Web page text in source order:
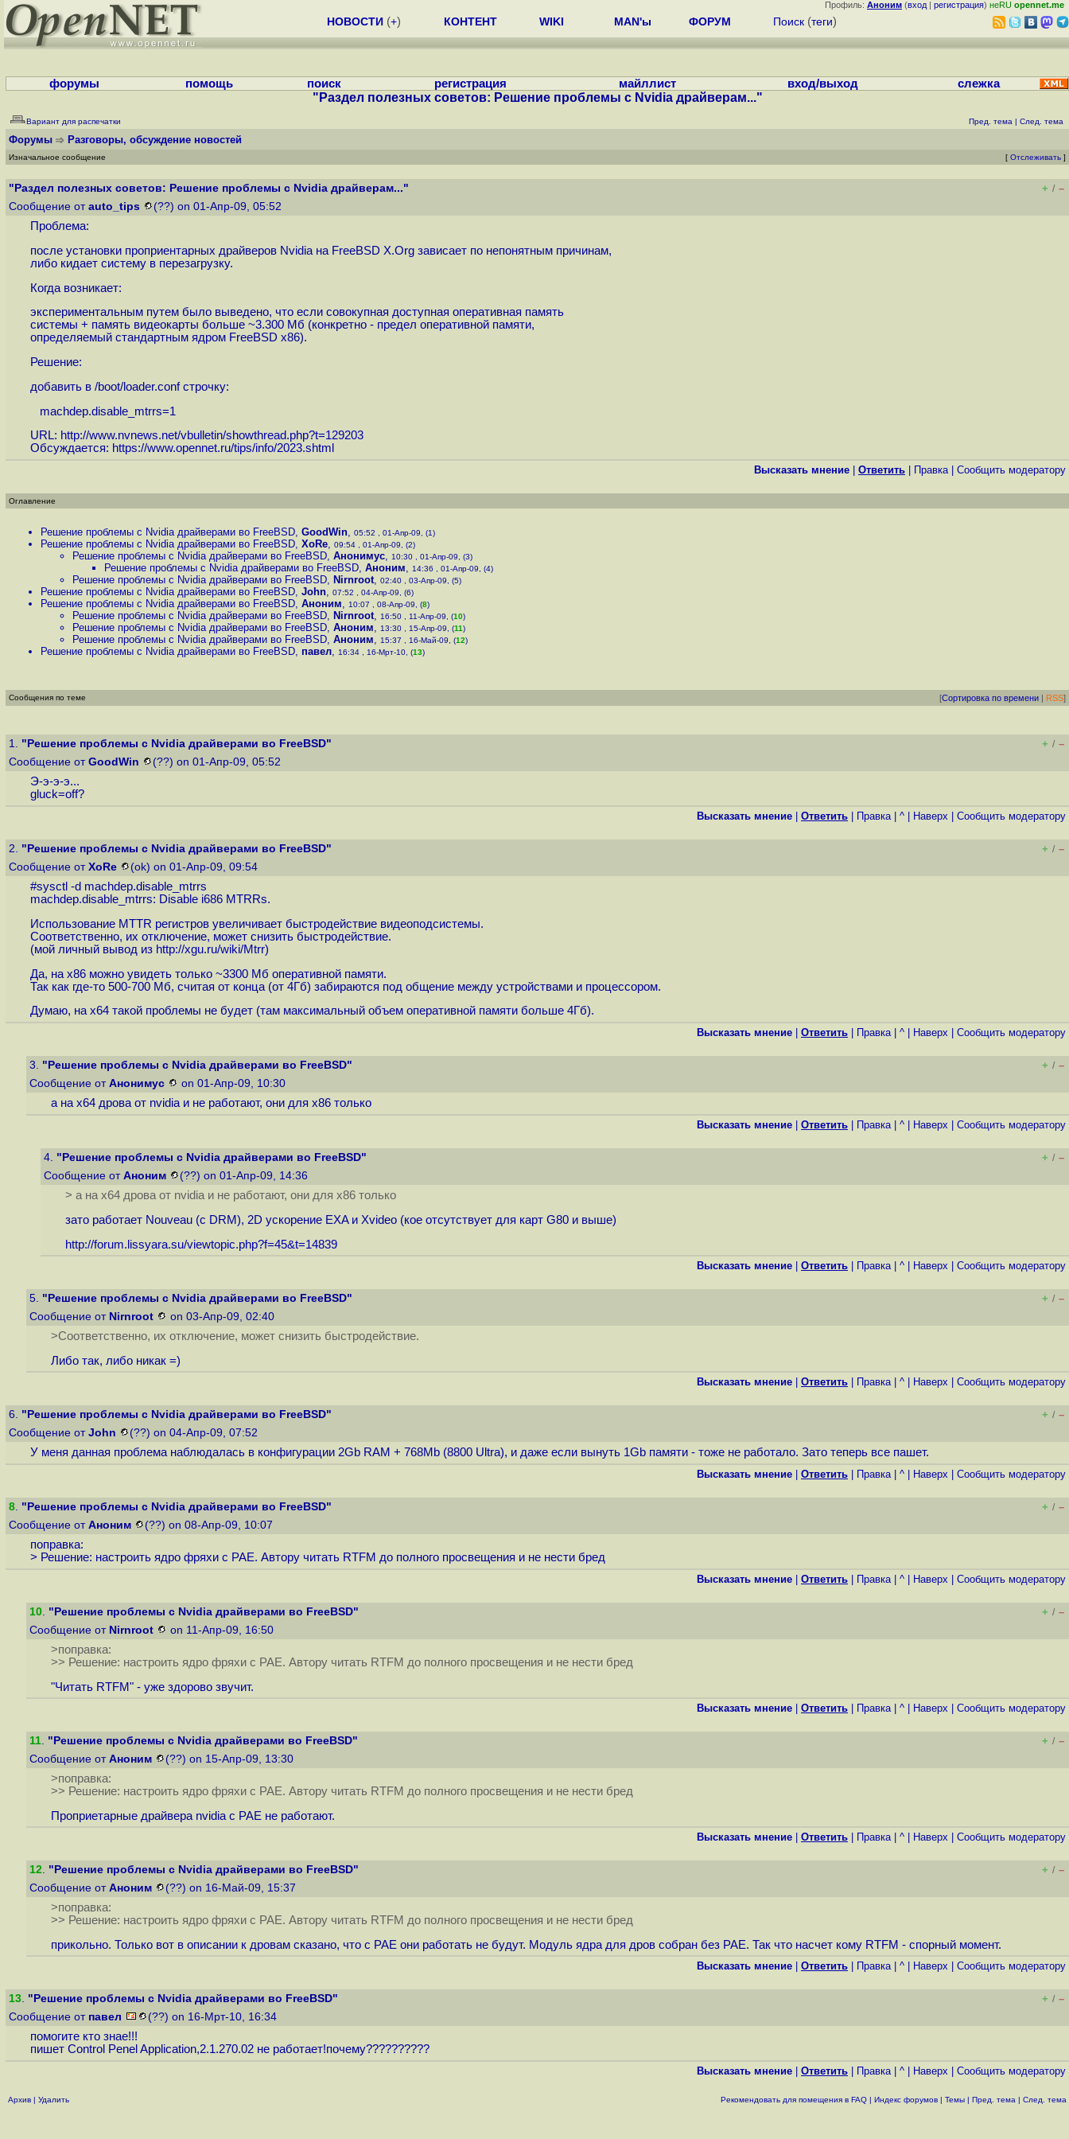
Профиль: Аноним (вход | регистрация) неRU opennet.me
НОВОСТИ (+) КОНТЕНТ WIKI MAN'ы ФОРУМ Поиск (теги)
форумы помощь поиск регистрация майллист вход/выход слежка
"Раздел полезных советов: Решение проблемы с Nvidia драйверам..."
Вариант для распечатки Пред. тема | След. тема
Форумы Разговоры, обсуждение новостей
Изначальное сообщение [ Отслеживать ]
"Раздел полезных советов: Решение проблемы с Nvidia драйверам..." + / –
Сообщение от auto_tips (??) on 01-Апр-09, 05:52
Проблема:
после установки проприентарных драйверов Nvidia на FreeBSD X.Org зависает по непонятным причинам,
либо кидает систему в перезагрузку.
Когда возникает:
экспериментальным путем было выведено, что если совокупная доступная оперативная память
системы + память видеокарты больше ~3.300 Мб (конкретно - предел оперативной памяти,
определяемый стандартным ядром FreeBSD x86).
Решение:
добавить в /boot/loader.conf строчку:
machdep.disable_mtrrs=1
URL: http://www.nvnews.net/vbulletin/showthread.php?t=129203
Обсуждается: https://www.opennet.ru/tips/info/2023.shtml
Высказать мнение Ответить Правка| Cообщить модератору
Оглавление
Решение проблемы с Nvidia драйверами во FreeBSD, GoodWin, 05:52 , 01-Апр-09, (1)
Решение проблемы с Nvidia драйверами во FreeBSD, XoRe, 09:54 , 01-Апр-09, (2)
Решение проблемы с Nvidia драйверами во FreeBSD, Анонимус, 10:30 , 01-Апр-09, (3)
Решение проблемы с Nvidia драйверами во FreeBSD, Аноним, 14:36 , 01-Апр-09, (4)
Решение проблемы с Nvidia драйверами во FreeBSD, Nirnroot, 02:40 , 03-Апр-09, (5)
Решение проблемы с Nvidia драйверами во FreeBSD, John, 07:52 , 04-Апр-09, (6)
Решение проблемы с Nvidia драйверами во FreeBSD, Аноним, 10:07 , 08-Апр-09, (8)
Решение проблемы с Nvidia драйверами во FreeBSD, Nirnroot, 16:50 , 11-Апр-09, (10)
Решение проблемы с Nvidia драйверами во FreeBSD, Аноним, 13:30 , 15-Апр-09, (11)
Решение проблемы с Nvidia драйверами во FreeBSD, Аноним, 15:37 , 16-Май-09, (12)
Решение проблемы с Nvidia драйверами во FreeBSD, павел, 16:34 , 16-Мрт-10, (13)
Сообщения по теме [Сортировка по времени | RSS]
1. "Решение проблемы с Nvidia драйверами во FreeBSD" + / –
Сообщение от GoodWin (??) on 01-Апр-09, 05:52
Э-э-э-э...
gluck=off?
Высказать мнение Ответить Правка| ^ Наверх Cообщить модератору
2. "Решение проблемы с Nvidia драйверами во FreeBSD" + / –
Сообщение от XoRe (ok) on 01-Апр-09, 09:54
#sysctl -d machdep.disable_mtrrs
machdep.disable_mtrrs: Disable i686 MTRRs.
Использование MTTR регистров увеличивает быстродействие видеоподсистемы.
Соответственно, их отключение, может снизить быстродействие.
(мой личный вывод из http://xgu.ru/wiki/Mtrr)
Да, на x86 можно увидеть только ~3300 Мб оперативной памяти.
Так как где-то 500-700 Мб, считая от конца (от 4Гб) забираются под общение между устройствами и процессором.
Думаю, на x64 такой проблемы не будет (там максимальный объем оперативной памяти больше 4Гб).
Высказать мнение Ответить Правка| ^ Наверх Cообщить модератору
3. "Решение проблемы с Nvidia драйверами во FreeBSD" + / –
Сообщение от Анонимус on 01-Апр-09, 10:30
а на x64 дрова от nvidia и не работают, они для x86 только
Высказать мнение Ответить Правка| ^ Наверх Cообщить модератору
4. "Решение проблемы с Nvidia драйверами во FreeBSD" + / –
Сообщение от Аноним (??) on 01-Апр-09, 14:36
> а на x64 дрова от nvidia и не работают, они для x86 только
зато работает Nouveau (с DRM), 2D ускорение EXA и Xvideo (кое отсутствует для карт G80 и выше)
http://forum.lissyara.su/viewtopic.php?f=45&t=14839
Высказать мнение Ответить Правка| ^ Наверх Cообщить модератору
5. "Решение проблемы с Nvidia драйверами во FreeBSD" + / –
Сообщение от Nirnroot on 03-Апр-09, 02:40
>Соответственно, их отключение, может снизить быстродействие.
Либо так, либо никак =)
Высказать мнение Ответить Правка| ^ Наверх Cообщить модератору
6. "Решение проблемы с Nvidia драйверами во FreeBSD" + / –
Сообщение от John (??) on 04-Апр-09, 07:52
У меня данная проблема наблюдалась в конфигурации 2Gb RAM + 768Mb (8800 Ultra), и даже если вынуть 1Gb памяти - тоже не работало. Зато теперь все пашет.
Высказать мнение Ответить Правка| ^ Наверх Cообщить модератору
8. "Решение проблемы с Nvidia драйверами во FreeBSD" + / –
Сообщение от Аноним (??) on 08-Апр-09, 10:07
поправка:
> Решение: настроить ядро фряхи с PAE. Автору читать RTFM до полного просвещения и не нести бред
Высказать мнение Ответить Правка| ^ Наверх Cообщить модератору
10. "Решение проблемы с Nvidia драйверами во FreeBSD" + / –
Сообщение от Nirnroot on 11-Апр-09, 16:50
>поправка:
>> Решение: настроить ядро фряхи с PAE. Автору читать RTFM до полного просвещения и не нести бред
"Читать RTFM" - уже здорово звучит.
Высказать мнение Ответить Правка| ^ Наверх Cообщить модератору
11. "Решение проблемы с Nvidia драйверами во FreeBSD" + / –
Сообщение от Аноним (??) on 15-Апр-09, 13:30
>поправка:
>> Решение: настроить ядро фряхи с PAE. Автору читать RTFM до полного просвещения и не нести бред
Проприетарные драйвера nvidia с PAE не работают.
Высказать мнение Ответить Правка| ^ Наверх Cообщить модератору
12. "Решение проблемы с Nvidia драйверами во FreeBSD" + / –
Сообщение от Аноним (??) on 16-Май-09, 15:37
>поправка:
>> Решение: настроить ядро фряхи с PAE. Автору читать RTFM до полного просвещения и не нести бред
прикольно. Только вот в описании к дровам сказано, что с PAE они работать не будут. Модуль ядра для дров собран без PAE. Так что насчет кому RTFM - спорный момент.
Высказать мнение Ответить Правка| ^ Наверх Cообщить модератору
13. "Решение проблемы с Nvidia драйверами во FreeBSD" + / –
Сообщение от павел (??) on 16-Мрт-10, 16:34
помогите кто знае!!!
пишет Control Penel Application,2.1.270.02 не работает!почему??????????
Высказать мнение Ответить Правка| ^ Наверх Cообщить модератору
Архив | Удалить Рекомендовать для помещения в FAQ | Индекс форумов | Темы | Пред. тема | След. тема